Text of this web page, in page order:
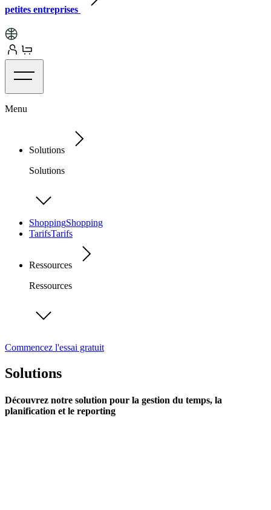
petites entreprises
Menu
Solutions
Solutions
ShoppingShopping
TarifsTarifs
Ressources
Ressources
Commencez l'essai gratuit
Solutions
Découvrez notre solution pour la gestion du temps, la
planification et le reporting